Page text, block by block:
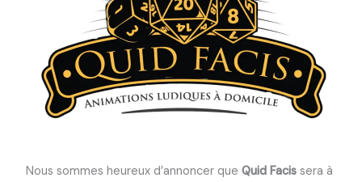
Nous sommes heureux d’annoncer que Quid Facissera à